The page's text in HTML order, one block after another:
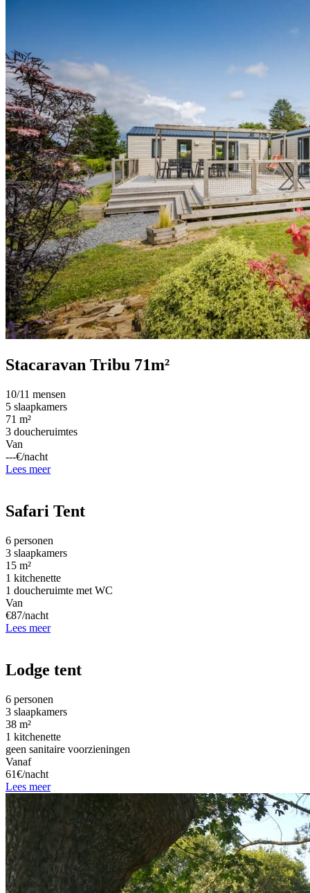
Stacaravan Tribu 71m²
10/11 mensen
5 slaapkamers
71 m²
3 doucheruimtes
Van
---€/nacht
Lees meer
Safari Tent
6 personen
3 slaapkamers
15 m²
1 kitchenette
1 doucheruimte met WC
Van
€87/nacht
Lees meer
Lodge tent
6 personen
3 slaapkamers
38 m²
1 kitchenette
geen sanitaire voorzieningen
Vanaf
61€/nacht
Lees meer